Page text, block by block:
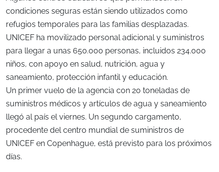
condiciones seguras están siendo utilizados como
refugios temporales para las familias desplazadas.
UNICEF ha movilizado personal adicional y suministros
para llegar a unas 650.000 personas, incluidos 234.000
niños, con apoyo en salud, nutrición, agua y
saneamiento, protección infantil y educación.
Un primer vuelo de la agencia con 20 toneladas de
suministros médicos y artículos de agua y saneamiento
llegó al país el viernes. Un segundo cargamento,
procedente del centro mundial de suministros de
UNICEF en Copenhague, está previsto para los próximos
días.